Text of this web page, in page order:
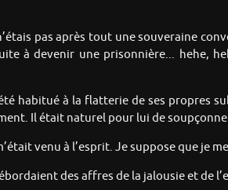
pas après tout une souveraine
à devenir une prisonnière... hehe,
habitué à la flatterie de ses propres
Il était naturel pour lui de
venu à l’esprit. Je suppose que je
des affres de la jalousie et de